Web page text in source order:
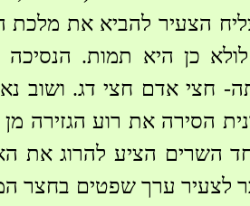
הצעיר להביא את מלכת
7 ימים, לולא כן היא תמות.
חצי אדם חצי דג. ושוב
הסירה את רוע הגזירה
השרים הציע להרוג את
לצעיר ערך שפטים בחצר